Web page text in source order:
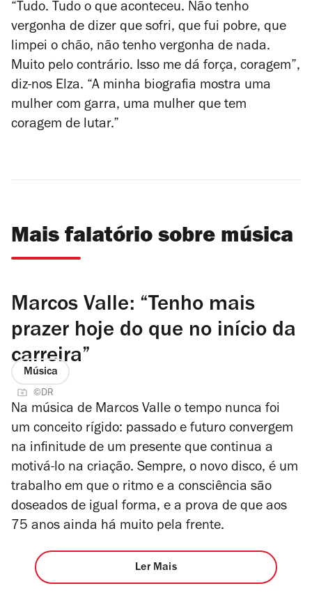
“Tudo. Tudo o que aconteceu. Não tenho
vergonha de dizer que sofri, que fui pobre, que
limpei o chão, não tenho vergonha de nada.
Muito pelo contrário. Isso me dá força, coragem”,
diz-nos Elza. “A minha biografia mostra uma
mulher com garra, uma mulher que tem
coragem de lutar.”
Mais falatório sobre música
Marcos Valle: “Tenho mais
prazer hoje do que no início da
carreira”
Música
©DR
Na música de Marcos Valle o tempo nunca foi
um conceito rígido: passado e futuro convergem
na infinitude de um presente que continua a
motivá-lo na criação. Sempre, o novo disco, é um
trabalho em que o ritmo e a consciência são
doseados de igual forma, e a prova de que aos
75 anos ainda há muito pela frente.
Ler Mais